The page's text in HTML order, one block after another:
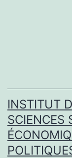
INSTITUT
SCIENCES